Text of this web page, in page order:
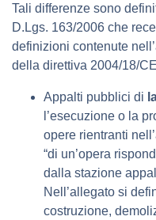
Tali differenze sono
D.Lgs. 163/2006 che
definizioni contenute
della direttiva 2004/18/
Appalti pubblici di
l’esecuzione o la
opere rientranti
“di un’opera
dalla stazione
Nell’allegato si
costruzione,